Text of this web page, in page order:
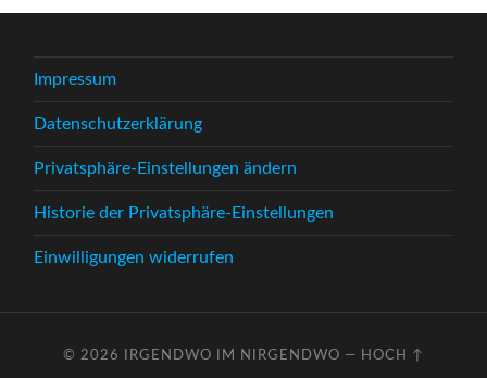
Impressum
Datenschutzerklärung
Privatsphäre-Einstellungen ändern
Historie der Privatsphäre-Einstellungen
Einwilligungen widerrufen
© 2026 IRGENDWO IM NIRGENDWO — HOCH ↑